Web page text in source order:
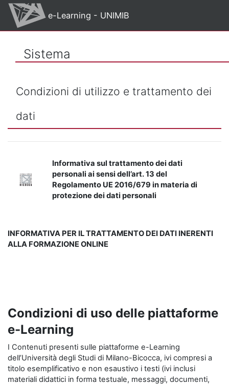
Vai al contenuto principale
e-Learning - UNIMIB
Sistema
Condizioni di utilizzo e trattamento dei
dati
Informativa sul trattamento dei dati
personali ai sensi dell’art. 13 del
Regolamento UE 2016/679 in materia di
protezione dei dati personali
INFORMATIVA PER IL TRATTAMENTO DEI DATI INERENTI
ALLA FORMAZIONE ONLINE
Condizioni di uso delle piattaforme
e-Learning
I Contenuti presenti sulle piattaforme e-Learning
dell’Università degli Studi di Milano-Bicocca, ivi compresi a
titolo esemplificativo e non esaustivo i testi (ivi inclusi
materiali didattici in forma testuale, messaggi, documenti,